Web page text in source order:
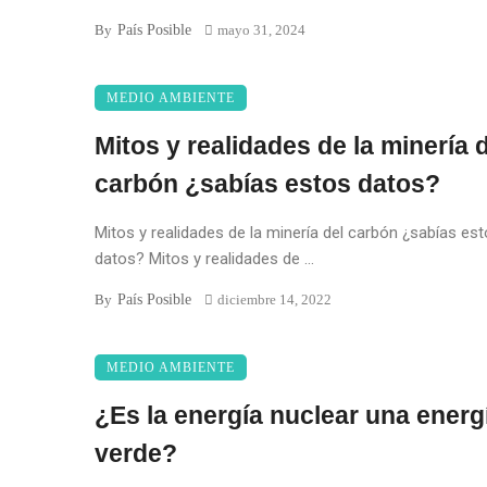
By País Posible mayo 31, 2024
MEDIO AMBIENTE
Mitos y realidades de la minería
carbón ¿sabías estos datos?
Mitos y realidades de la minería del carbón ¿sabías
datos? Mitos y realidades de ...
By País Posible diciembre 14, 2022
MEDIO AMBIENTE
¿Es la energía nuclear una
verde?